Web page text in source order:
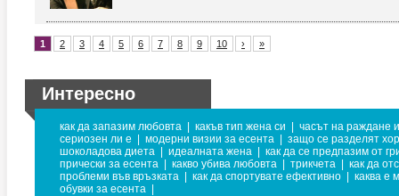
1 2 3 4 5 6 7 8 9 10 › »
Интересно
как да запазим любовта какъв тип жена си
часът на раждане
сериозен ли е
модерни визии за есента
защо се разделят
шоколадова диета
идеалната жена
как да се предпазим от
прически за есента
какво убива любовта трикчета
как да
проблеми във връзката
как да спортувате ефективно
каква е
обувки за есента